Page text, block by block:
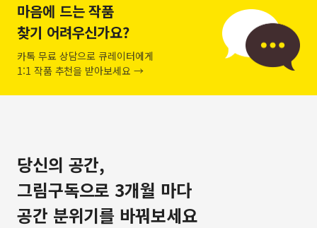
마음에 드는 작품
찾기 어려우신가요?
카톡 무료 상담으로 큐레이터에게
1:1 작품 추천을 받아보세요 →
당신의 공간,
그림구독으로 3개월 마다
공간 분위기를 바꿔보세요